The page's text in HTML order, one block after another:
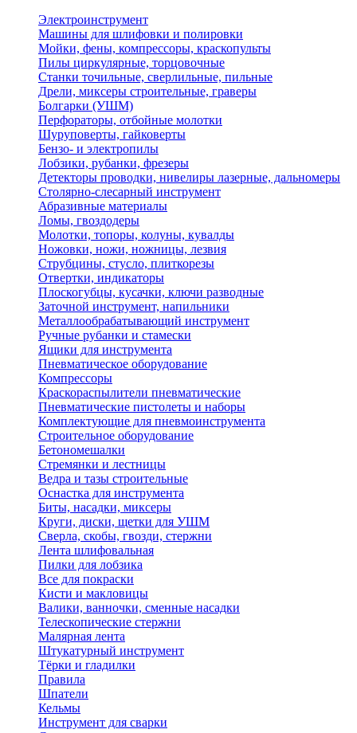
Электроинструмент
Машины для шлифовки и полировки
Мойки, фены, компрессоры, краскопульты
Пилы циркулярные, торцовочные
Станки точильные, сверлильные, пильные
Дрели, миксеры строительные, граверы
Болгарки (УШМ)
Перфораторы, отбойные молотки
Шуруповерты, гайковерты
Бензо- и электропилы
Лобзики, рубанки, фрезеры
Детекторы проводки, нивелиры лазерные, дальномеры
Столярно-слесарный инструмент
Абразивные материалы
Ломы, гвоздодеры
Молотки, топоры, колуны, кувалды
Ножовки, ножи, ножницы, лезвия
Струбцины, стусло, плиткорезы
Отвертки, индикаторы
Плоскогубцы, кусачки, ключи разводные
Заточной инструмент, напильники
Металлообрабатывающий инструмент
Ручные рубанки и стамески
Ящики для инструмента
Пневматическое оборудование
Компрессоры
Краскораспылители пневматические
Пневматические пистолеты и наборы
Комплектующие для пневмоинструмента
Строительное оборудование
Бетономешалки
Стремянки и лестницы
Ведра и тазы строительные
Оснастка для инструмента
Биты, насадки, миксеры
Круги, диски, щетки для УШМ
Сверла, скобы, гвозди, стержни
Лента шлифовальная
Пилки для лобзика
Все для покраски
Кисти и макловицы
Валики, ванночки, сменные насадки
Телескопические стержни
Малярная лента
Штукатурный инструмент
Тёрки и гладилки
Правила
Шпатели
Кельмы
Инструмент для сварки